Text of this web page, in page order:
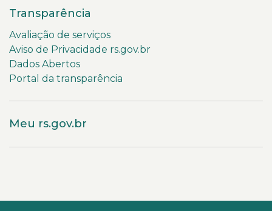
Transparência
Avaliação de serviços
Aviso de Privacidade rs.gov.br
Dados Abertos
Portal da transparência
Meu rs.gov.br